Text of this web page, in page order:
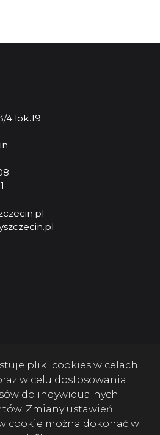
4 lok.19
pliki cookies w celach
w celu dostosowania
do indywidualnych
Zmiany ustawień
cookie można dokonać w